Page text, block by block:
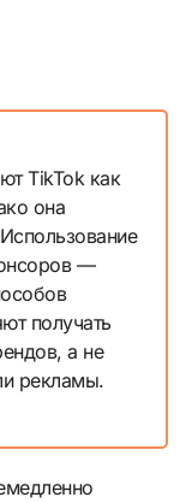
TikTok как
она
—
получать
а не
рекламы.